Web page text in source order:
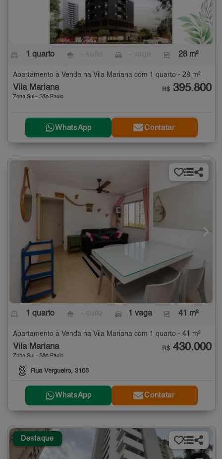
1 quarto 28 m²
Apartamento à Venda na Vila Mariana com 1 quarto - 28 m²
Vila Mariana
Zona Sul - São Paulo
R$ 395.800
WhatsApp Contatar
1 quarto 1 vaga 41 m²
Apartamento à Venda na Vila Mariana com 1 quarto - 41 m²
Vila Mariana
Zona Sul - São Paulo
Rua Vergueiro, 3106
R$ 430.000
WhatsApp Contatar
Destaque